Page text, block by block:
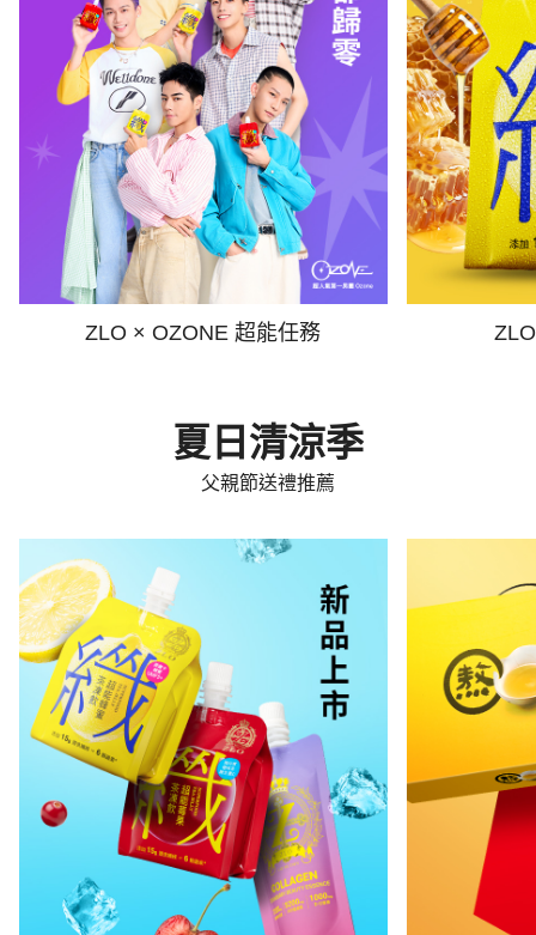
ZLO × OZONE 超能任務
夏日清涼季
父親節送禮推薦